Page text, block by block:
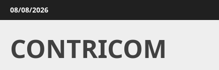
Avançar
para
conteúdo
08/08/2026
CONTRICOM